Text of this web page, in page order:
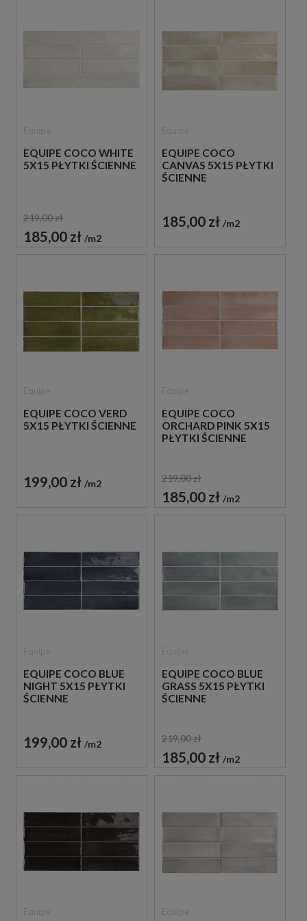
EQUIPE COCO WHITE
5X15 PŁYTKI ŚCIENNE
219,00 zł
185,00 zł m2
EQUIPE COCO
CANVAS 5X15 PŁYTKI
ŚCIENNE
185,00 zł m2
EQUIPE COCO VERD
5X15 PŁYTKI ŚCIENNE
199,00 zł m2
EQUIPE COCO
ORCHARD PINK 5X15
PŁYTKI ŚCIENNE
219,00 zł
185,00 zł m2
EQUIPE COCO BLUE
NIGHT 5X15 PŁYTKI
ŚCIENNE
199,00 zł m2
EQUIPE COCO BLUE
GRASS 5X15 PŁYTKI
ŚCIENNE
219,00 zł
185,00 zł m2